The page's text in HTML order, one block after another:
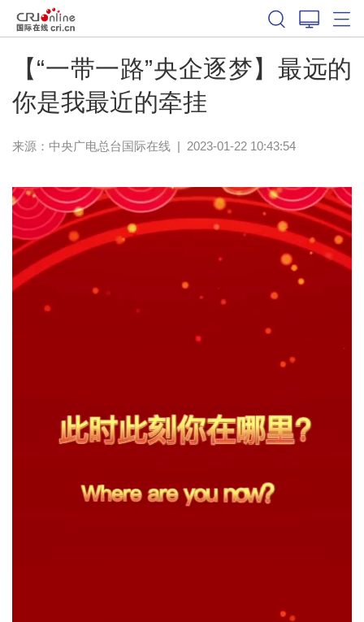
【“一带一路”央企逐梦】最远的
你是我最近的牵挂
来源：中央广电总台国际在线| 2023-01-22 10:43:54